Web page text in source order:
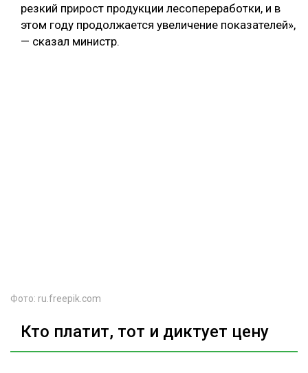
резкий прирост продукции лесопереработки, и в
этом году продолжается увеличение показателей»,
— сказал министр.
Фото: ru.freepik.com
Кто платит, тот и диктует цену